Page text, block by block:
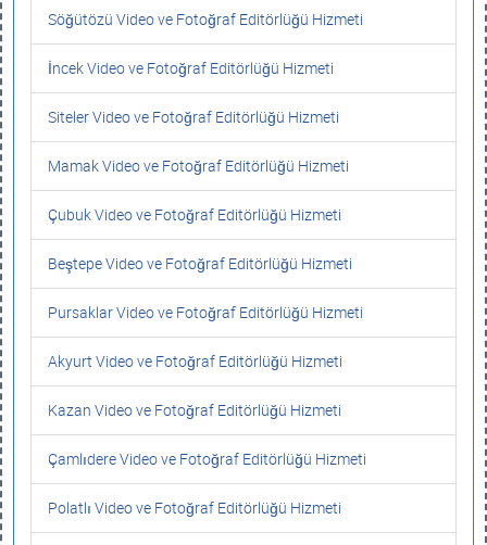
Söğütözü Video ve Fotoğraf Editörlüğü Hizmeti
İncek Video ve Fotoğraf Editörlüğü Hizmeti
Siteler Video ve Fotoğraf Editörlüğü Hizmeti
Mamak Video ve Fotoğraf Editörlüğü Hizmeti
Çubuk Video ve Fotoğraf Editörlüğü Hizmeti
Beştepe Video ve Fotoğraf Editörlüğü Hizmeti
Pursaklar Video ve Fotoğraf Editörlüğü Hizmeti
Akyurt Video ve Fotoğraf Editörlüğü Hizmeti
Kazan Video ve Fotoğraf Editörlüğü Hizmeti
Çamlıdere Video ve Fotoğraf Editörlüğü Hizmeti
Polatlı Video ve Fotoğraf Editörlüğü Hizmeti